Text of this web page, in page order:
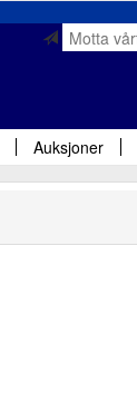
Auksjoner